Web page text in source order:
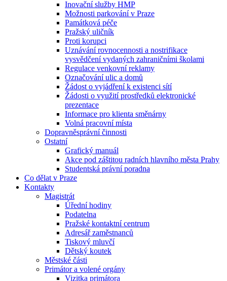
Inovační služby HMP
Možnosti parkování v Praze
Památková péče
Pražský uličník
Proti korupci
Uznávání rovnocennosti a nostrifikace
vysvědčení vydaných zahraničními školami
Regulace venkovní reklamy
Označování ulic a domů
Žádost o vyjádření k existenci sítí
Žádosti o využití prostředků elektronické
prezentace
Informace pro klienta směnárny
Volná pracovní místa
Dopravněsprávní činnosti
Ostatní
Grafický manuál
Akce pod záštitou radních hlavního města Prahy
Studentská právní poradna
Co dělat v Praze
Kontakty
Magistrát
Úřední hodiny
Podatelna
Pražské kontaktní centrum
Adresář zaměstnanců
Tiskový mluvčí
Dětský koutek
Městské části
Primátor a volené orgány
Vizitka primátora